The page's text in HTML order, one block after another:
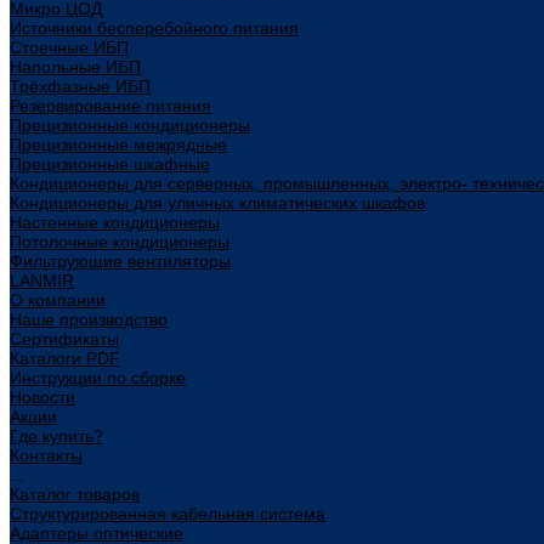
Микро ЦОД
Источники бесперебойного питания
Стоечные ИБП
Напольные ИБП
Трёхфазные ИБП
Резервирование питания
Прецизионные кондиционеры
Прецизионные межрядные
Прецизионные шкафные
Кондиционеры для серверных, промышленных, электро-
Кондиционеры для уличных климатических шкафов
Настенные кондиционеры
Потолочные кондиционеры
Фильтрующие вентиляторы
LANMIR
О компании
Наше производство
Сертификаты
Каталоги PDF
Инструкции по сборке
Новости
Акции
Где купить?
Контакты
Каталог товаров
Структурированная кабельная система
Адаптеры оптические